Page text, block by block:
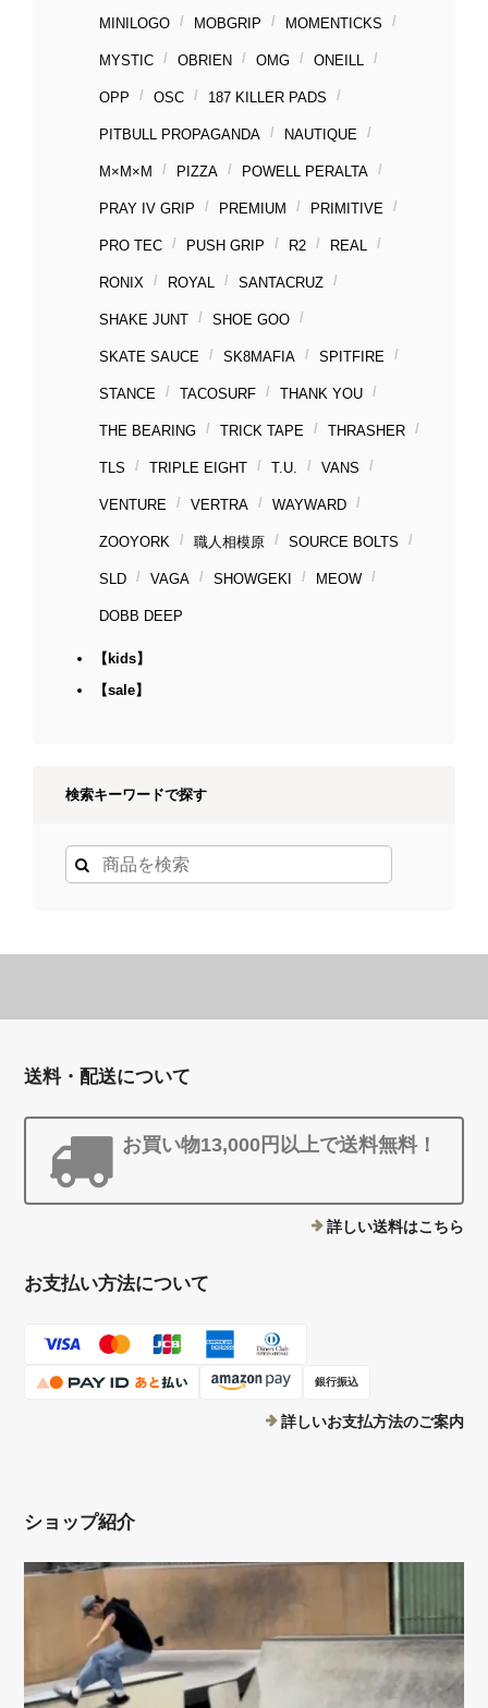
MINILOGO MOBGRIP MOMENTICKS
MYSTIC OBRIEN OMG ONEILL
OPP OSC 187 KILLER PADS
PITBULL PROPAGANDA NAUTIQUE
M×M×M PIZZA POWELL PERALTA
PRAY IV GRIP PREMIUM PRIMITIVE
PRO TEC PUSH GRIP R2 REAL
RONIX ROYAL SANTACRUZ
SHAKE JUNT SHOE GOO
SKATE SAUCE SK8MAFIA SPITFIRE
STANCE TACOSURF THANK YOU
THE BEARING TRICK TAPE THRASHER
TLS TRIPLE EIGHT T.U. VANS
VENTURE VERTRA WAYWARD
ZOOYORK 職人相模原 SOURCE BOLTS
SLD VAGA SHOWGEKI MEOW
DOBB DEEP
【kids】
【sale】
検索キーワードで探す
送料・配送について
お買い物13,000円以上で送料無料！
詳しい送料はこちら
お支払い方法について
銀行振込
詳しいお支払方法のご案内
ショップ紹介